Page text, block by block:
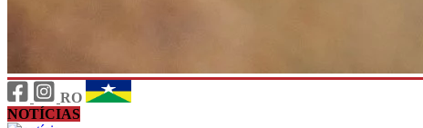
RO
NOTÍCIAS